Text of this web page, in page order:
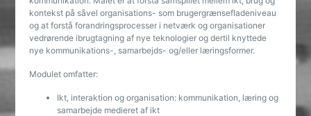
kontekst på såvel organisations- som brugergrænsefladeniveau
og at forstå forandringsprocesser i netværk og organisationer
vedrørende ibrugtagning af nye teknologier og dertil knyttede
nye kommunikations-, samarbejds- og/eller læringsformer.
Modulet omfatter:
Ikt, interaktion og organisation: kommunikation, læring og
samarbejde medieret af ikt